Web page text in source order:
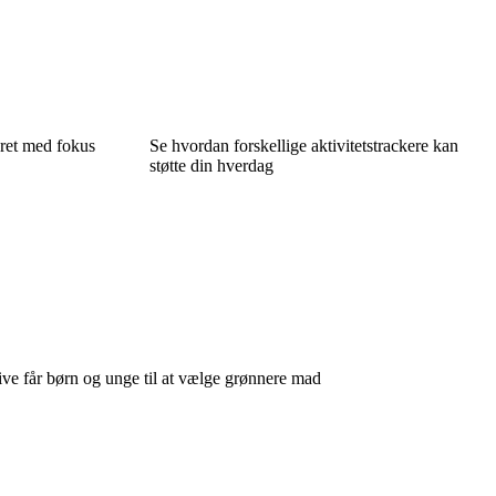
med fokus
Se hvordan forskellige aktivitetstrackere kan
støtte din hverdag
får børn og unge til at vælge grønnere mad